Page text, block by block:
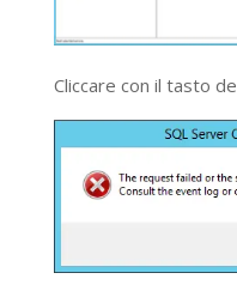
Cliccare con il tasto